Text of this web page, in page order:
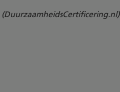
(DuurzaamheidsCertificering.nl)